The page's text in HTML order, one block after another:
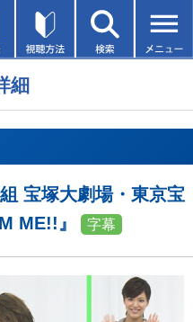
細
宝塚大劇場・東京宝
ME!!』
字幕